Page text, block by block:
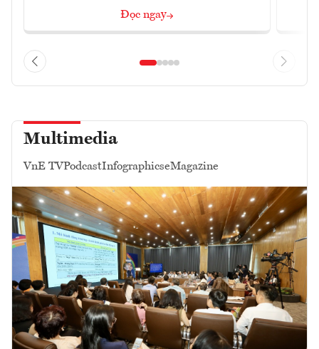
Đọc ngay
Multimedia
VnE TVPodcastInfographicseMagazine